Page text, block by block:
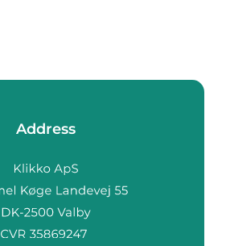
Address